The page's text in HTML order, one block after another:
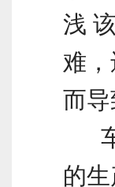
浅
难
而导
车
的